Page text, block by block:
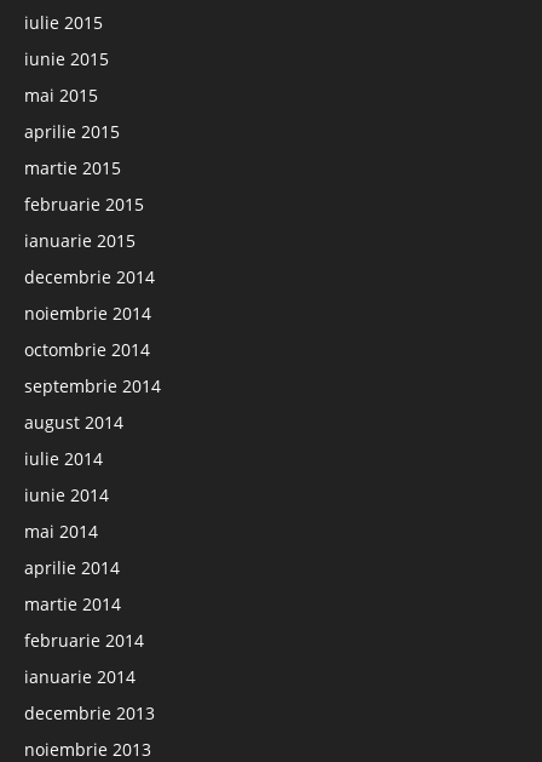
iulie 2015
iunie 2015
mai 2015
aprilie 2015
martie 2015
februarie 2015
ianuarie 2015
decembrie 2014
noiembrie 2014
octombrie 2014
septembrie 2014
august 2014
iulie 2014
iunie 2014
mai 2014
aprilie 2014
martie 2014
februarie 2014
ianuarie 2014
decembrie 2013
noiembrie 2013